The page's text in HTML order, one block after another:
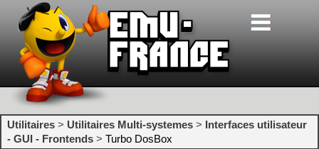
Utilitaires > Utilitaires Multi-systemes > Interfaces utilisateur
- GUI - Frontends > Turbo DosBox